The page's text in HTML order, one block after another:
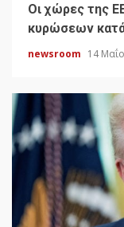
Οι χώρες της
κυρώσεων
newsroom 14